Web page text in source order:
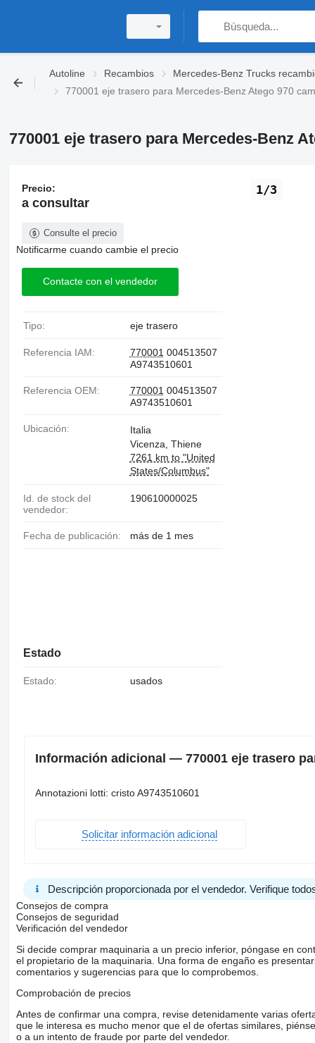
Autoline Recambios
Mercedes-Benz Trucks
770001 eje trasero para Mercedes-Benz Atego 970
770001 eje trasero para Mercedes-Benz
1/3
Precio:
a consultar
Consulte el precio
Notificarme cuando cambie el precio
Contacte con el vendedor
Tipo: eje trasero
Referencia IAM: 770001 004513507
A9743510601
Referencia OEM: 770001 004513507
A9743510601
Ubicación:
Italia
Vicenza, Thiene
7261 km to "United
States/Columbus"
Id. de stock del
vendedor:
190610000025
Fecha de publicación: más de 1 mes
Estado
Estado: usados
Información adicional — 770001 eje trasero
Annotazioni lotti: cristo A9743510601
Solicitar información adicional
Descripción proporcionada por el vendedor. Verifique
Consejos de compra
Consejos de seguridad
Verificación del vendedor
Si decide comprar maquinaria a un precio inferior, póngase en
el propietario de la maquinaria. Una forma de engaño es
comentarios y sugerencias para que lo comprobemos.
Comprobación de precios
Antes de confirmar una compra, revise detenidamente varias
que le interesa es mucho menor que el de ofertas similares,
o a un intento de fraude por parte del vendedor.